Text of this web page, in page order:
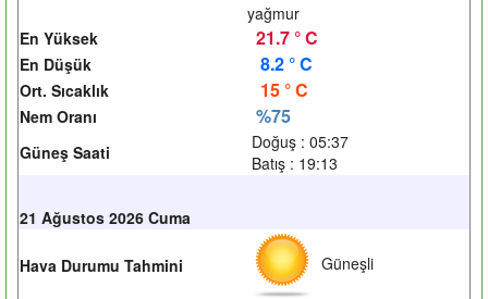
yağmur
En Yüksek
21.7 ° C
En Düşük 8.2 ° C
Ort. Sıcaklık 15 ° C
Nem Oranı %75
Güneş Saati
Doğuş : 05:37
Batış : 19:13
21 Ağustos 2026 Cuma
Hava Durumu Tahmini Güneşli